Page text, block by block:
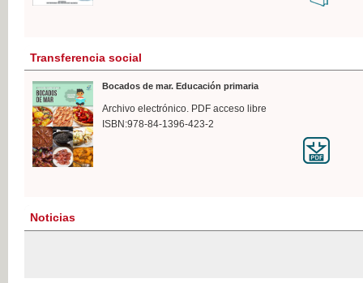
Transferencia social
Bocados de mar. Educación primaria
Archivo electrónico. PDF acceso libre
ISBN:978-84-1396-423-2
Noticias